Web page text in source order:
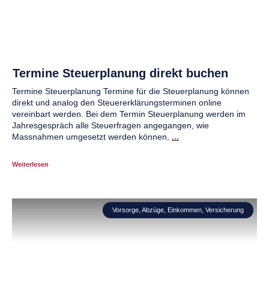
Termine Steuerplanung direkt buchen
Termine Steuerplanung Termine für die Steuerplanung können
direkt und analog den Steuererklärungsterminen online
vereinbart werden. Bei dem Termin Steuerplanung werden im
Jahresgespräch alle Steuerfragen angegangen, wie
Massnahmen umgesetzt werden können, ...
Weiterlesen
Vorsorge Abzüge Einkommen Versicherung